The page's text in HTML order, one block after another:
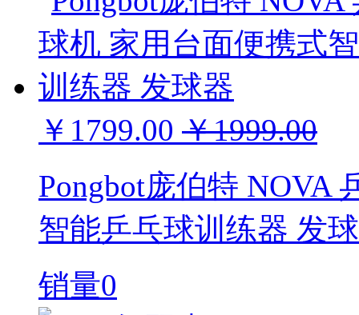
￥1799.00 ￥1999.00
Pongbot庞伯特 NOVA
智能乒乓球训练器 发
销量0